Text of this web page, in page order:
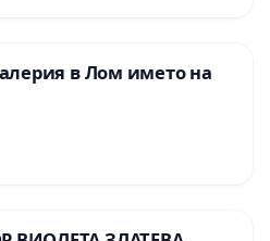
в Лом името на